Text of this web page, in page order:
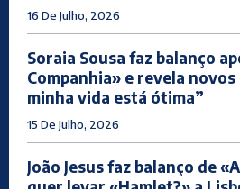
16 De Julho, 2026
Soraia Sousa faz balanço
Companhia» e revela
minha vida está ótima”
15 De Julho, 2026
João Jesus faz balanço de